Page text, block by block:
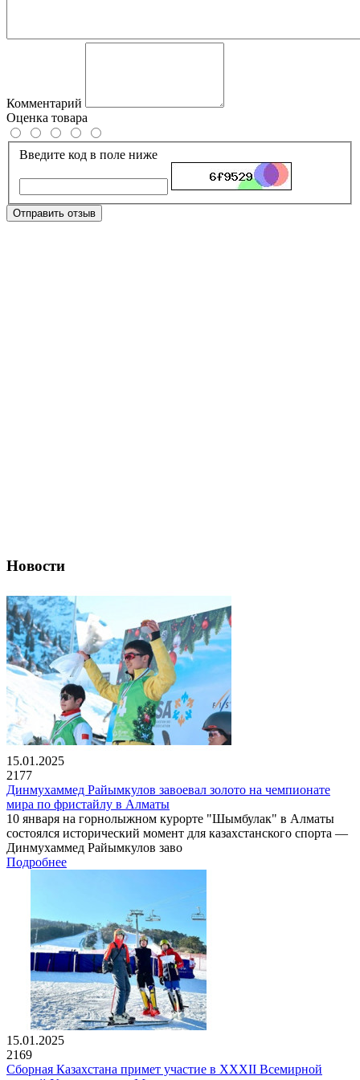
Комментарий
Оценка товара
Введите код в поле ниже
Отправить отзыв
Новости
15.01.2025
2177
Динмухаммед Райымкулов завоевал золото на чемпионате
мира по фристайлу в Алматы
10 января на горнолыжном курорте "Шымбулак" в Алматы
состоялся исторический момент для казахстанского спорта —
Динмухаммед Райымкулов заво
Подробнее
15.01.2025
2169
Сборная Казахстана примет участие в XXXII Всемирной